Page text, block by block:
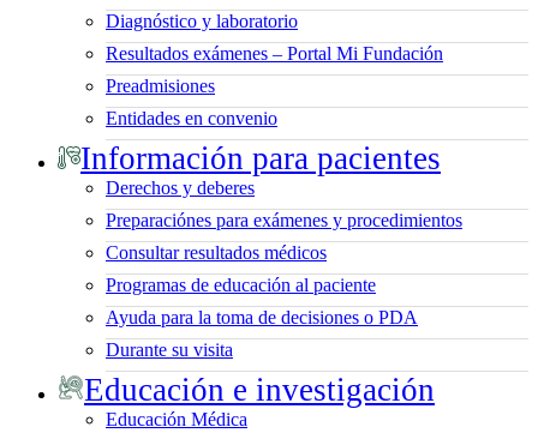
Diagnóstico y laboratorio
Resultados exámenes – Portal Mi Fundación
Preadmisiones
Entidades en convenio
Información para pacientes
Derechos y deberes
Preparaciónes para exámenes y procedimientos
Consultar resultados médicos
Programas de educación al paciente
Ayuda para la toma de decisiones o PDA
Durante su visita
Educación e investigación
Educación Médica